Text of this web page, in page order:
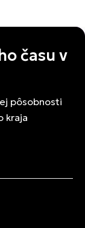
času v
pôsobnosti
kraja